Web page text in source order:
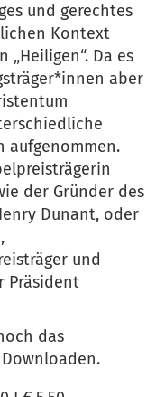
und gerechtes
Kontext
„Heiligen“. Da es
aber
aufgenommen.
der Gründer des
Dunant, oder
und
Präsident
das